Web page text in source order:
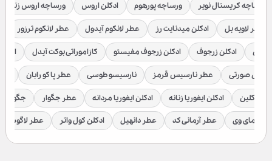
ورساچه کریستال نویر ورساچه پورهوم ادکلن اروس ورساچه اروس زنانه
عطر لاویه بل ادکلن میدنایت رز عطر لانکوم آیدول عطر لانکوم ترزور
ادکلن زرجوف ادکلن زرجوف مفیستو کازاموراتی بوکت آیدل
صورتی عطر نارسیس قرمز نارسیسو طوسی عطر پاکو رابان
کلین ادکلن ایفوریا زنانه ادکلن ایفوریا مردانه عطر جگوار جگوار
عطر مای وی عطر آرمانی کد عطر دانهیل ادکلن کول واتر عطر لاگوست